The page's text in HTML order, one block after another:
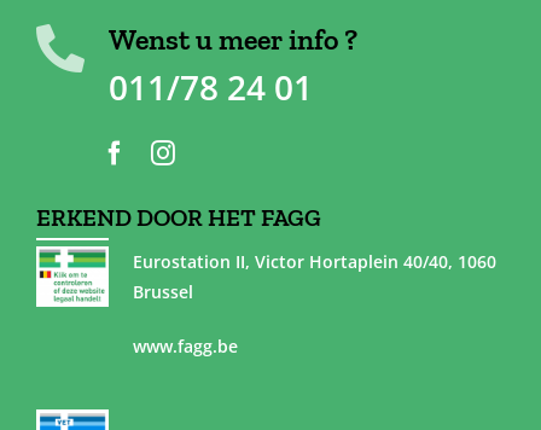
Wenst u meer info ?
011/78 24 01
ERKEND DOOR HET FAGG
Eurostation II, Victor Hortaplein 40/40, 1060
Brussel
www.fagg.be